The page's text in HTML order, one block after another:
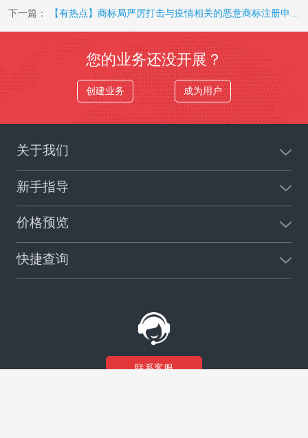
下一篇： 【有热点】商标局严厉打击与疫情相关的恶意商标注册申请行为
您的业务还没开展？
创建业务 成为用户
关于我们
新手指导
价格预览
快捷查询
联系客服